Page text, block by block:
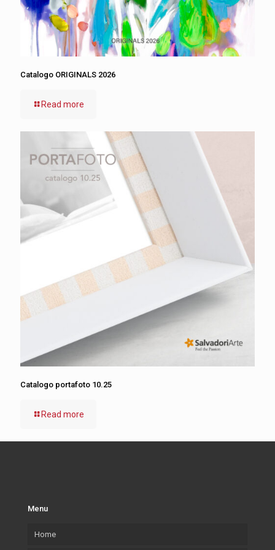
Catalogo ORIGINALS 2026
Read more
Catalogo portafoto 10.25
Read more
Menu
Home